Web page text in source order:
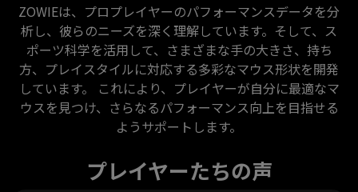
ZOWIEは、プロプレイヤーのパフォーマンスデータを分
析し、彼らのニーズを深く理解しています。そして、ス
ポーツ科学を活用して、さまざまな手の大きさ、持ち
方、プレイスタイルに対応する多彩なマウス形状を開発
しています。 これにより、プレイヤーが自分に最適なマ
ウスを見つけ、さらなるパフォーマンス向上を目指せる
ようサポートします。
プレイヤーたちの声